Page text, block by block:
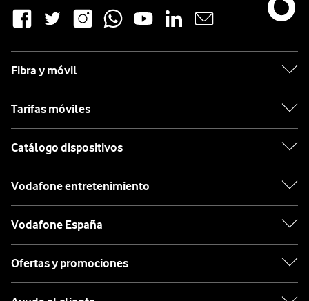
Fibra y móvil
Tarifas móviles
Catálogo dispositivos
Vodafone entretenimiento
Vodafone España
Ofertas y promociones